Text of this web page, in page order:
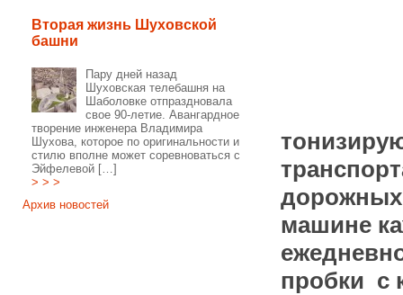
Вторая жизнь Шуховской
башни
Пару дней назад
Шуховская телебашня на
Шаболовке отпраздновала
свое 90-летие. Авангардное
творение инженера Владимира
Шухова, которое по оригинальности и
стилю вполне может соревноваться с
Эйфелевой […]
> > >
Архив новостей
дорожных
машине
пробки с